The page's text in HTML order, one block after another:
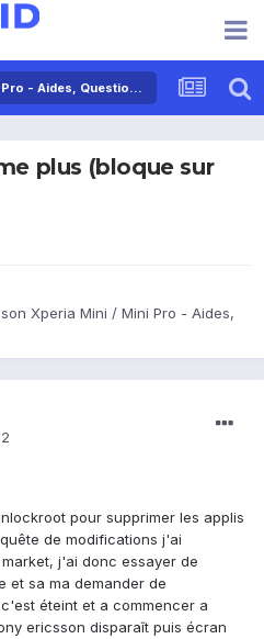
Sony Ericsson Xperia Mini / Mini Pro - Aides, Questions & Réponses
plus (bloque sur
Xperia Mini / Mini Pro - Aides,
pour supprimer les applis
de modifications j'ai
j'ai donc essayer de
et sa ma demander de
éteint et a commencer a
ericsson disparaît puis écran